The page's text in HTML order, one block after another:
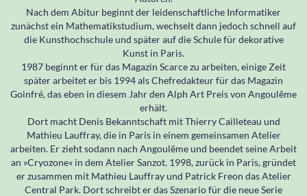
Nach dem Abitur beginnt der leidenschaftliche Informatiker
zunächst ein Mathematikstudium, wechselt dann jedoch schnell auf
die Kunsthochschule und später auf die Schule für dekorative
Kunst in Paris.
1987 beginnt er für das Magazin Scarce zu arbeiten, einige Zeit
später arbeitet er bis 1994 als Chefredakteur für das Magazin
Goinfré, das eben in diesem Jahr den Alph Art Preis von Angoulême
erhält.
Dort macht Denis Bekanntschaft mit Thierry Cailleteau und
Mathieu Lauffray, die in Paris in einem gemeinsamen Atelier
arbeiten. Er zieht sodann nach Angoulême und beendet seine Arbeit
an »Cryozone« in dem Atelier Sanzot. 1998, zurück in Paris, gründet
er zusammen mit Mathieu Lauffray und Patrick Freon das Atelier
Central Park. Dort schreibt er das Szenario für die neue Serie